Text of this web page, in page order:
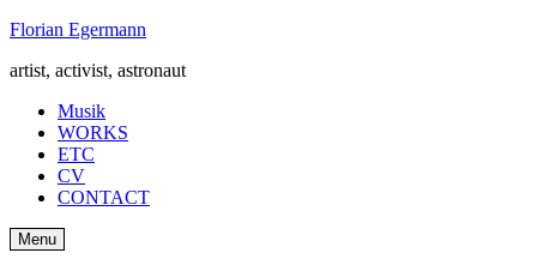
Skip
content
Florian Egermann
artist, activist, astronaut
Musik
WORKS
ETC
CV
CONTACT
Menu